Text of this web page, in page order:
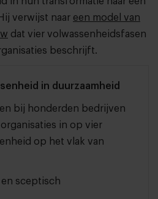
verwijst naar een model van
dat vier volwassenheidsfasen
beschrijft.
in duurzaamheid
bij honderden bedrijven
in op vier
op het vlak van
sceptisch